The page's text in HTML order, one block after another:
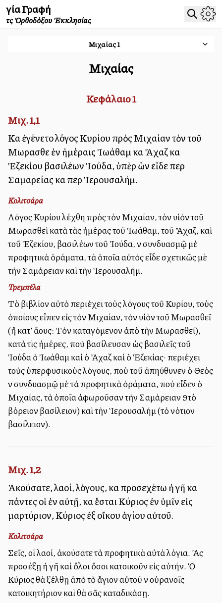
Ἁγία Γραφή
τῆς Ὀρθοδόξου Ἐκκλησίας
Μιχαίας1
Μιχαίας
Κεφάλαιο1
Μιχ. 1,1
Καὶ ἐγένετο λόγος Κυρίου πρὸς Μιχαίαν τὸν τοῦ
Μωρασθεὶ ἐν ἡμέραις Ἰωάθαμ καὶ Ἄχαζ καὶ
Ἐζεκίου βασιλέων Ἰούδα, ὑπὲρ ὧν εἶδε περὶ
Σαμαρείας καὶ περὶ Ἱερουσαλήμ.
Κολιτσάρα
Λόγος Κυρίου ἐλέχθη πρὸς τὸν Μιχαίαν, τὸν υἱὸν τοῦ
Μωρασθεὶ κατὰ τὰς ἡμέρας τοῦ Ἰωάθαμ, τοῦ Ἄχαζ, καὶ
τοῦ Ἐζεκίου, βασιλέων τοῦ Ἰούδα, ἐν συνδυασμῷ μὲ
προφητικὰ ὁράματα, τὰ ὁποῖα αὐτὸς εἶδε σχετικῶς μὲ
τὴν Σαμάρειαν καὶ τὴν Ἱερουσαλήμ.
Τρεμπέλα
Τὸ βιβλίον αὐτὸ περιέχει τοὺς λόγους τοῦ Κυρίου, τοὺς
ὁποίους εἶπεν εἰς τὸν Μιχαίαν, τὸν υἱὸν τοῦ Μωρασθεῖ
(ἢ κατ’ ἄλλους: Τὸν καταγόμενον ἀπὸ τὴν Μωρασθεί),
κατὰ τὶς ἡμέρες, ποὺ ἐβασίλευσαν ὡς βασιλεῖς τοῦ
Ἰούδα ὁ Ἰωάθαμ καὶ ὁ Ἄχαζ καὶ ὁ Ἐζεκίας· περιέχει
τοὺς ὑπερφυσικοὺς λόγους, ποὺ τοῦ ἀπηύθυνεν ὁ Θεὸς
ἐν συνδυασμῷ μὲ τὰ προφητικὰ ὁράματα, ποὺ εἶδεν ὁ
Μιχαίας, τὰ ὁποῖα ἀφωροῦσαν τὴν Σαμάρειαν 9τὸ
βόρειον βασίλειον) καὶ τὴν Ἱερουσαλήμ (τὸ νότιον
βασίλειον).
Μιχ. 1,2
Ἀκούσατε, λαοί, λόγους, καὶ προσεχέτω ἡ γῆ καὶ
πάντες οἱ ἐν αὐτῇ, καὶ ἔσται Κύριος ἐν ὑμῖν εἰς
μαρτύριον, Κύριος ἐξ οἴκου ἁγίου αὐτοῦ.
Κολιτσάρα
Σεῖς, οἱ λαοί, ἀκούσατε τὰ προφητικὰ αὐτὰ λόγια. Ἂς
προσέξῃ ἡ γῆ καὶ ὅλοι ὅσοι κατοικοῦν εἰς αὐτήν. Ὁ
Κύριος θὰ ἐξέλθῃ ἀπὸ τὸ ἅγιον αὐτοῦ ἐν οὐρανοῖς
κατοικητήριον καὶ θὰ σᾶς καταδικάσῃ.